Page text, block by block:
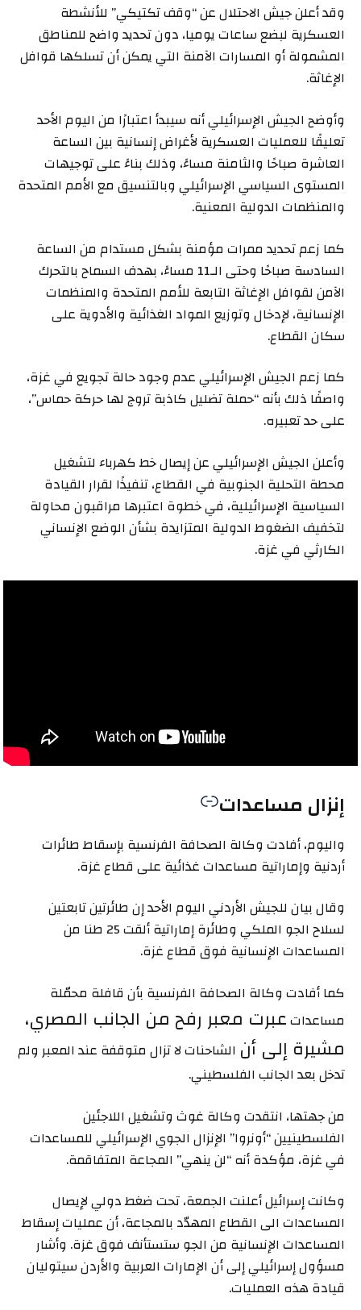
وقد أعلن جيش الاحتلال عن “وقف تكتيكي” للأنشطة
العسكرية لبضع ساعات يوميا، دون تحديد واضح للمناطق
المشمولة أو المسارات الآمنة التي يمكن أن تسلكها قوافل
الإغاثة.
وأوضح الجيش الإسرائيلي أنه سيبدأ اعتبارًا من اليوم الأحد
تعليقًا للعمليات العسكرية لأغراض إنسانية بين الساعة
العاشرة صباحًا والثامنة مساءً، وذلك بناءً على توجيهات
المستوى السياسي الإسرائيلي وبالتنسيق مع الأمم المتحدة
والمنظمات الدولية المعنية.
كما زعم تحديد ممرات مؤمنة بشكل مستدام من الساعة
السادسة صباحًا وحتى الـ11 مساءً، بهدف السماح بالتحرك
الآمن لقوافل الإغاثة التابعة للأمم المتحدة والمنظمات
الإنسانية، لإدخال وتوزيع المواد الغذائية والأدوية على
سكان القطاع.
كما زعم الجيش الإسرائيلي عدم وجود حالة تجويع في غزة،
واصفًا ذلك بأنه “حملة تضليل كاذبة تروج لها حركة حماس”،
على حد تعبيره.
وأعلن الجيش الإسرائيلي عن إيصال خط كهرباء لتشغيل
محطة التحلية الجنوبية في القطاع، تنفيذًا لقرار القيادة
السياسية الإسرائيلية، في خطوة اعتبرها مراقبون محاولة
لتخفيف الضغوط الدولية المتزايدة بشأن الوضع الإنساني
الكارثي في غزة.
إنزال مساعدات
واليوم، أفادت وكالة الصحافة الفرنسية بإسقاط طائرات
أردنية وإماراتية مساعدات غذائية على قطاع غزة.
وقال بيان للجيش الأردني اليوم الأحد إن طائرتين تابعتين
لسلاح الجو الملكي وطائرة إماراتية ألقت 25 طنا من
المساعدات الإنسانية فوق قطاع غزة.
كما أفادت وكالة الصحافة الفرنسية بأن قافلة محمّلة
مساعداتعبرت معبر رفح من الجانب المصري،
مشيرة إلى أن الشاحنات لا تزال متوقفة عند المعبر ولم
تدخل بعد الجانب الفلسطيني.
من جهتها، انتقدت وكالة غوث وتشغيل اللاجئين
الفلسطينيين “أونروا” الإنزال الجوي الإسرائيلي للمساعدات
في غزة، مؤكدة أنه “لن ينهي” المجاعة المتفاقمة.
وكانت إسرائيل أعلنت الجمعة، تحت ضغط دولي لإيصال
المساعدات الى القطاع المهدّد بالمجاعة، أن عمليات إسقاط
المساعدات الإنسانية من الجو ستستأنف فوق غزة. وأشار
مسؤول إسرائيلي إلى أن الإمارات العربية والأردن سيتوليان
قيادة هذه العمليات.